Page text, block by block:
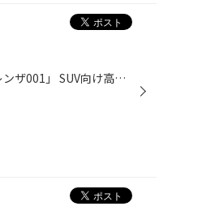
本日は現行型CR-Vタイヤ交換です。 タイヤはこれ・・・「アレンザ001」 SUV向け高級志向タイヤです。 今回の交換の経緯は気づいたらタイヤに傷があり、空気はもれていないけれど気になってしょうがない・・ という事で1本交換するなら思い切って4本交換してしまえ！！ という事で交換になりました。...